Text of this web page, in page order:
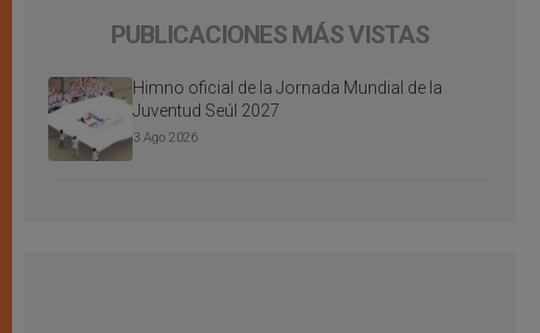
PUBLICACIONES MÁS VISTAS
Himno oficial de la Jornada Mundial de la
Juventud Seúl 2027
3 Ago 2026